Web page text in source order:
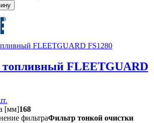
FLEETGUARD
[мм]168
фильтраФильтр тонкой очистки